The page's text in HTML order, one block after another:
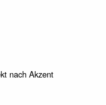
nach Akzent